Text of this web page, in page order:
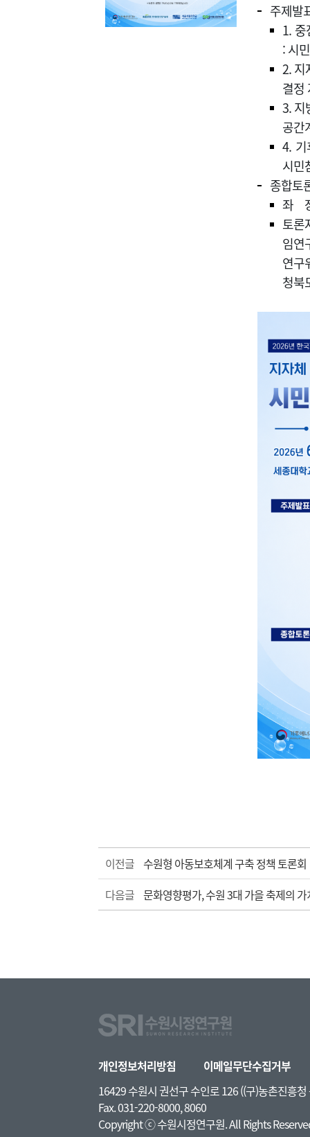
주제발
1.
: 시
2. 지
결정
3. 지
공간
4.
시민
종합토
좌
토론
임연
연구
청북
이전글 수원형 아동보호체계 구축 정책 토론회
다음글 문화영향평가, 수원 3대 가을 축제의
개인정보처리방침
이메일무단수집거부
16429 수원시 권선구 수인로 126 ((구)농촌진흥
Fax. 031-220-8000, 8060
Copyright ⓒ 수원시정연구원. All Rights